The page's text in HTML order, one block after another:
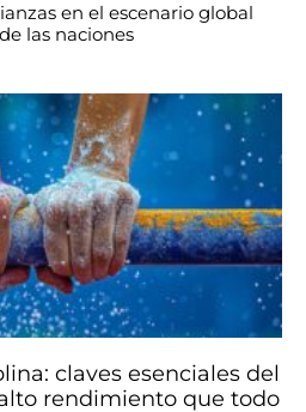
en el escenario global
las naciones
claves esenciales del
rendimiento que todo